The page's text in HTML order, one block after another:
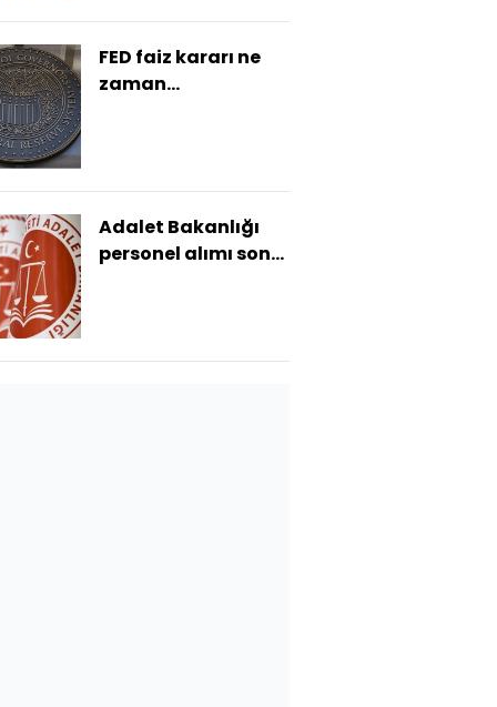
FED faiz kararı ne
zaman
Adalet Bakanlığı
personel alımı son